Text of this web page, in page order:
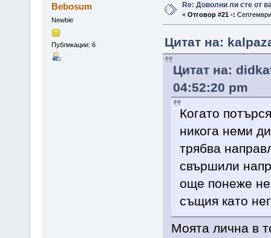
Bebosum
Newbie
Публикации: 6
Re: Доволни ли сте от
« Отговор #21 -:
Цитат на:
Цитат на:
04:52:20 pm
Когато
никога неми
трябва
свършили
още понеже
същия като
Моята лична в